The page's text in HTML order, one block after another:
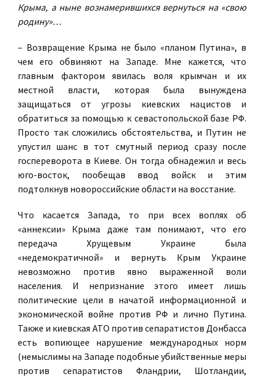
Крыма, а ныне вознамерившихся вернуться на «свою
родину»…
– Возвращение Крыма не было «планом Путина», в
чем его обвиняют на Западе. Мне кажется, что
главным фактором явилась воля крымчан и их
местной власти, которая была вынуждена
защищаться от угрозы киевских нацистов и
обратиться за помощью к севастопольской базе РФ.
Просто так сложились обстоятельства, и Путин не
упустил шанс в тот смутный период сразу после
госпереворота в Киеве. Он тогда обнадежил и весь
юго-восток, пообещав ввод войск и этим
подтолкнув новороссийские области на восстание.
Что касается Запада, то при всех воплях об
«аннексии» Крыма даже там понимают, что его
передача Хрущевым Украине была
«недемократичной» и вернуть Крым Украине
невозможно против явно выраженной воли
населения. И непризнание этого имеет лишь
политические цели в начатой информационной и
экономической войне против РФ и лично Путина.
Также и киевская АТО против сепаратистов Донбасса
есть вопиющее нарушение международных норм
(немыслимы на Западе подобные убийственные меры
против сепаратистов Фландрии, Шотландии,